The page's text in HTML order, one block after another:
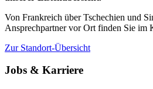
Von Frankreich über Tschechien und
Ansprechpartner vor Ort finden Sie im
Zur Standort-Übersicht
Jobs & Karriere